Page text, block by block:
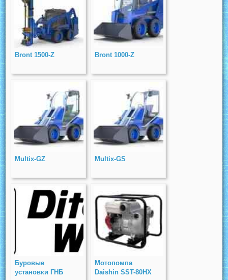
Bront 1500-Z Bront 1000-Z
Multix-GZ Multix-GS
Буровые
установки ГНБ
Мотопомпа
Daishin SST-80HX